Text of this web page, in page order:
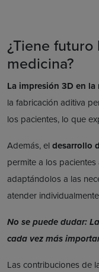
¿Tiene
medicina?
La impresión 3D en
la fabricación aditiva
los pacientes, lo que
Además, eldesarrollo
permite a los
adaptándolos a las
atender
No se puede dudar:
cada vez más
Las contribuciones de